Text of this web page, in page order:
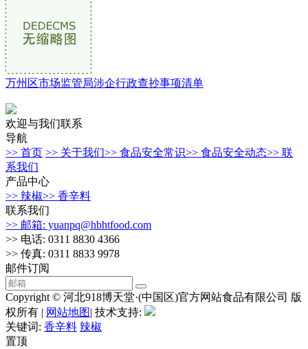
万州区市场监管局涉企行政查抄事项清单
欢迎与我们联系
导航
>> 首页 >> 关于我们>> 食品安全常识>> 食品安全动态>> 联
系我们
产品中心
>> 辣椒>> 香辛料
联系我们
>> 邮箱: yuanpq@hbhtfood.com
>> 电话: 0311 8830 4366
>> 传真: 0311 8833 9978
邮件订阅
Copyright © 河北918博天堂·(中国区)官方网站食品有限公司 版
权所有 | 网站地图| 技术支持:
关键词: 香辛料 辣椒
置顶